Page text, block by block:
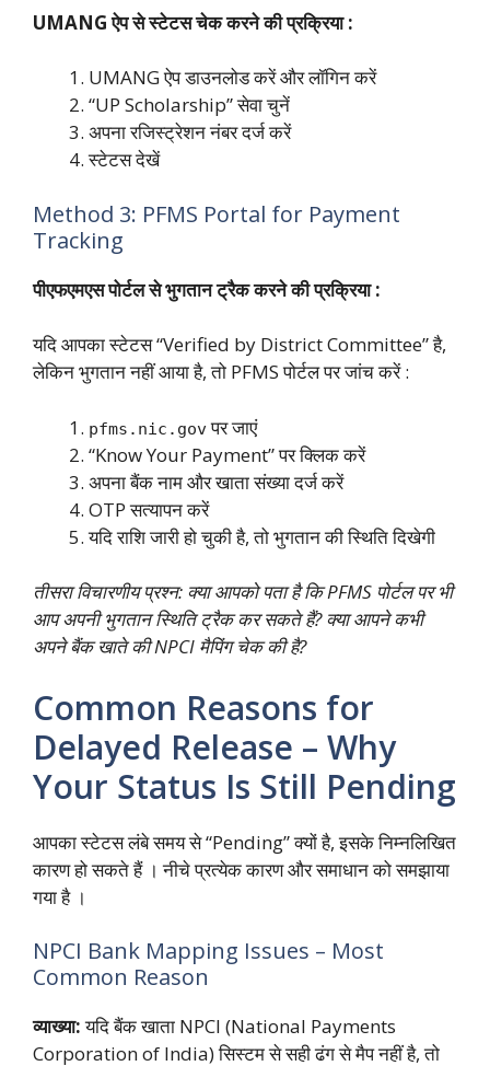
UMANG ऐप से स्टेटस चेक करने की प्रक्रिया :
UMANG ऐप डाउनलोड करें और लॉगिन करें
“UP Scholarship” सेवा चुनें
अपना रजिस्ट्रेशन नंबर दर्ज करें
स्टेटस देखें
Method 3: PFMS Portal for Payment
Tracking
पीएफएमएस पोर्टल से भुगतान ट्रैक करने की प्रक्रिया :
यदि आपका स्टेटस “Verified by District Committee” है,
लेकिन भुगतान नहीं आया है, तो PFMS पोर्टल पर जांच करें :
pfms.nic.govपर जाएं
“Know Your Payment” पर क्लिक करें
अपना बैंक नाम और खाता संख्या दर्ज करें
OTP सत्यापन करें
यदि राशि जारी हो चुकी है, तो भुगतान की स्थिति दिखेगी
तीसरा विचारणीय प्रश्न: क्या आपको पता है कि PFMS पोर्टल पर भी
आप अपनी भुगतान स्थिति ट्रैक कर सकते हैं? क्या आपने कभी
अपने बैंक खाते की NPCI मैपिंग चेक की है?
Common Reasons for
Delayed Release – Why
Your Status Is Still Pending
आपका स्टेटस लंबे समय से “Pending” क्यों है, इसके निम्नलिखित
कारण हो सकते हैं । नीचे प्रत्येक कारण और समाधान को समझाया
गया है ।
NPCI Bank Mapping Issues – Most
Common Reason
व्याख्या:यदि बैंक खाता NPCI (National Payments
Corporation of India) सिस्टम से सही ढंग से मैप नहीं है, तो